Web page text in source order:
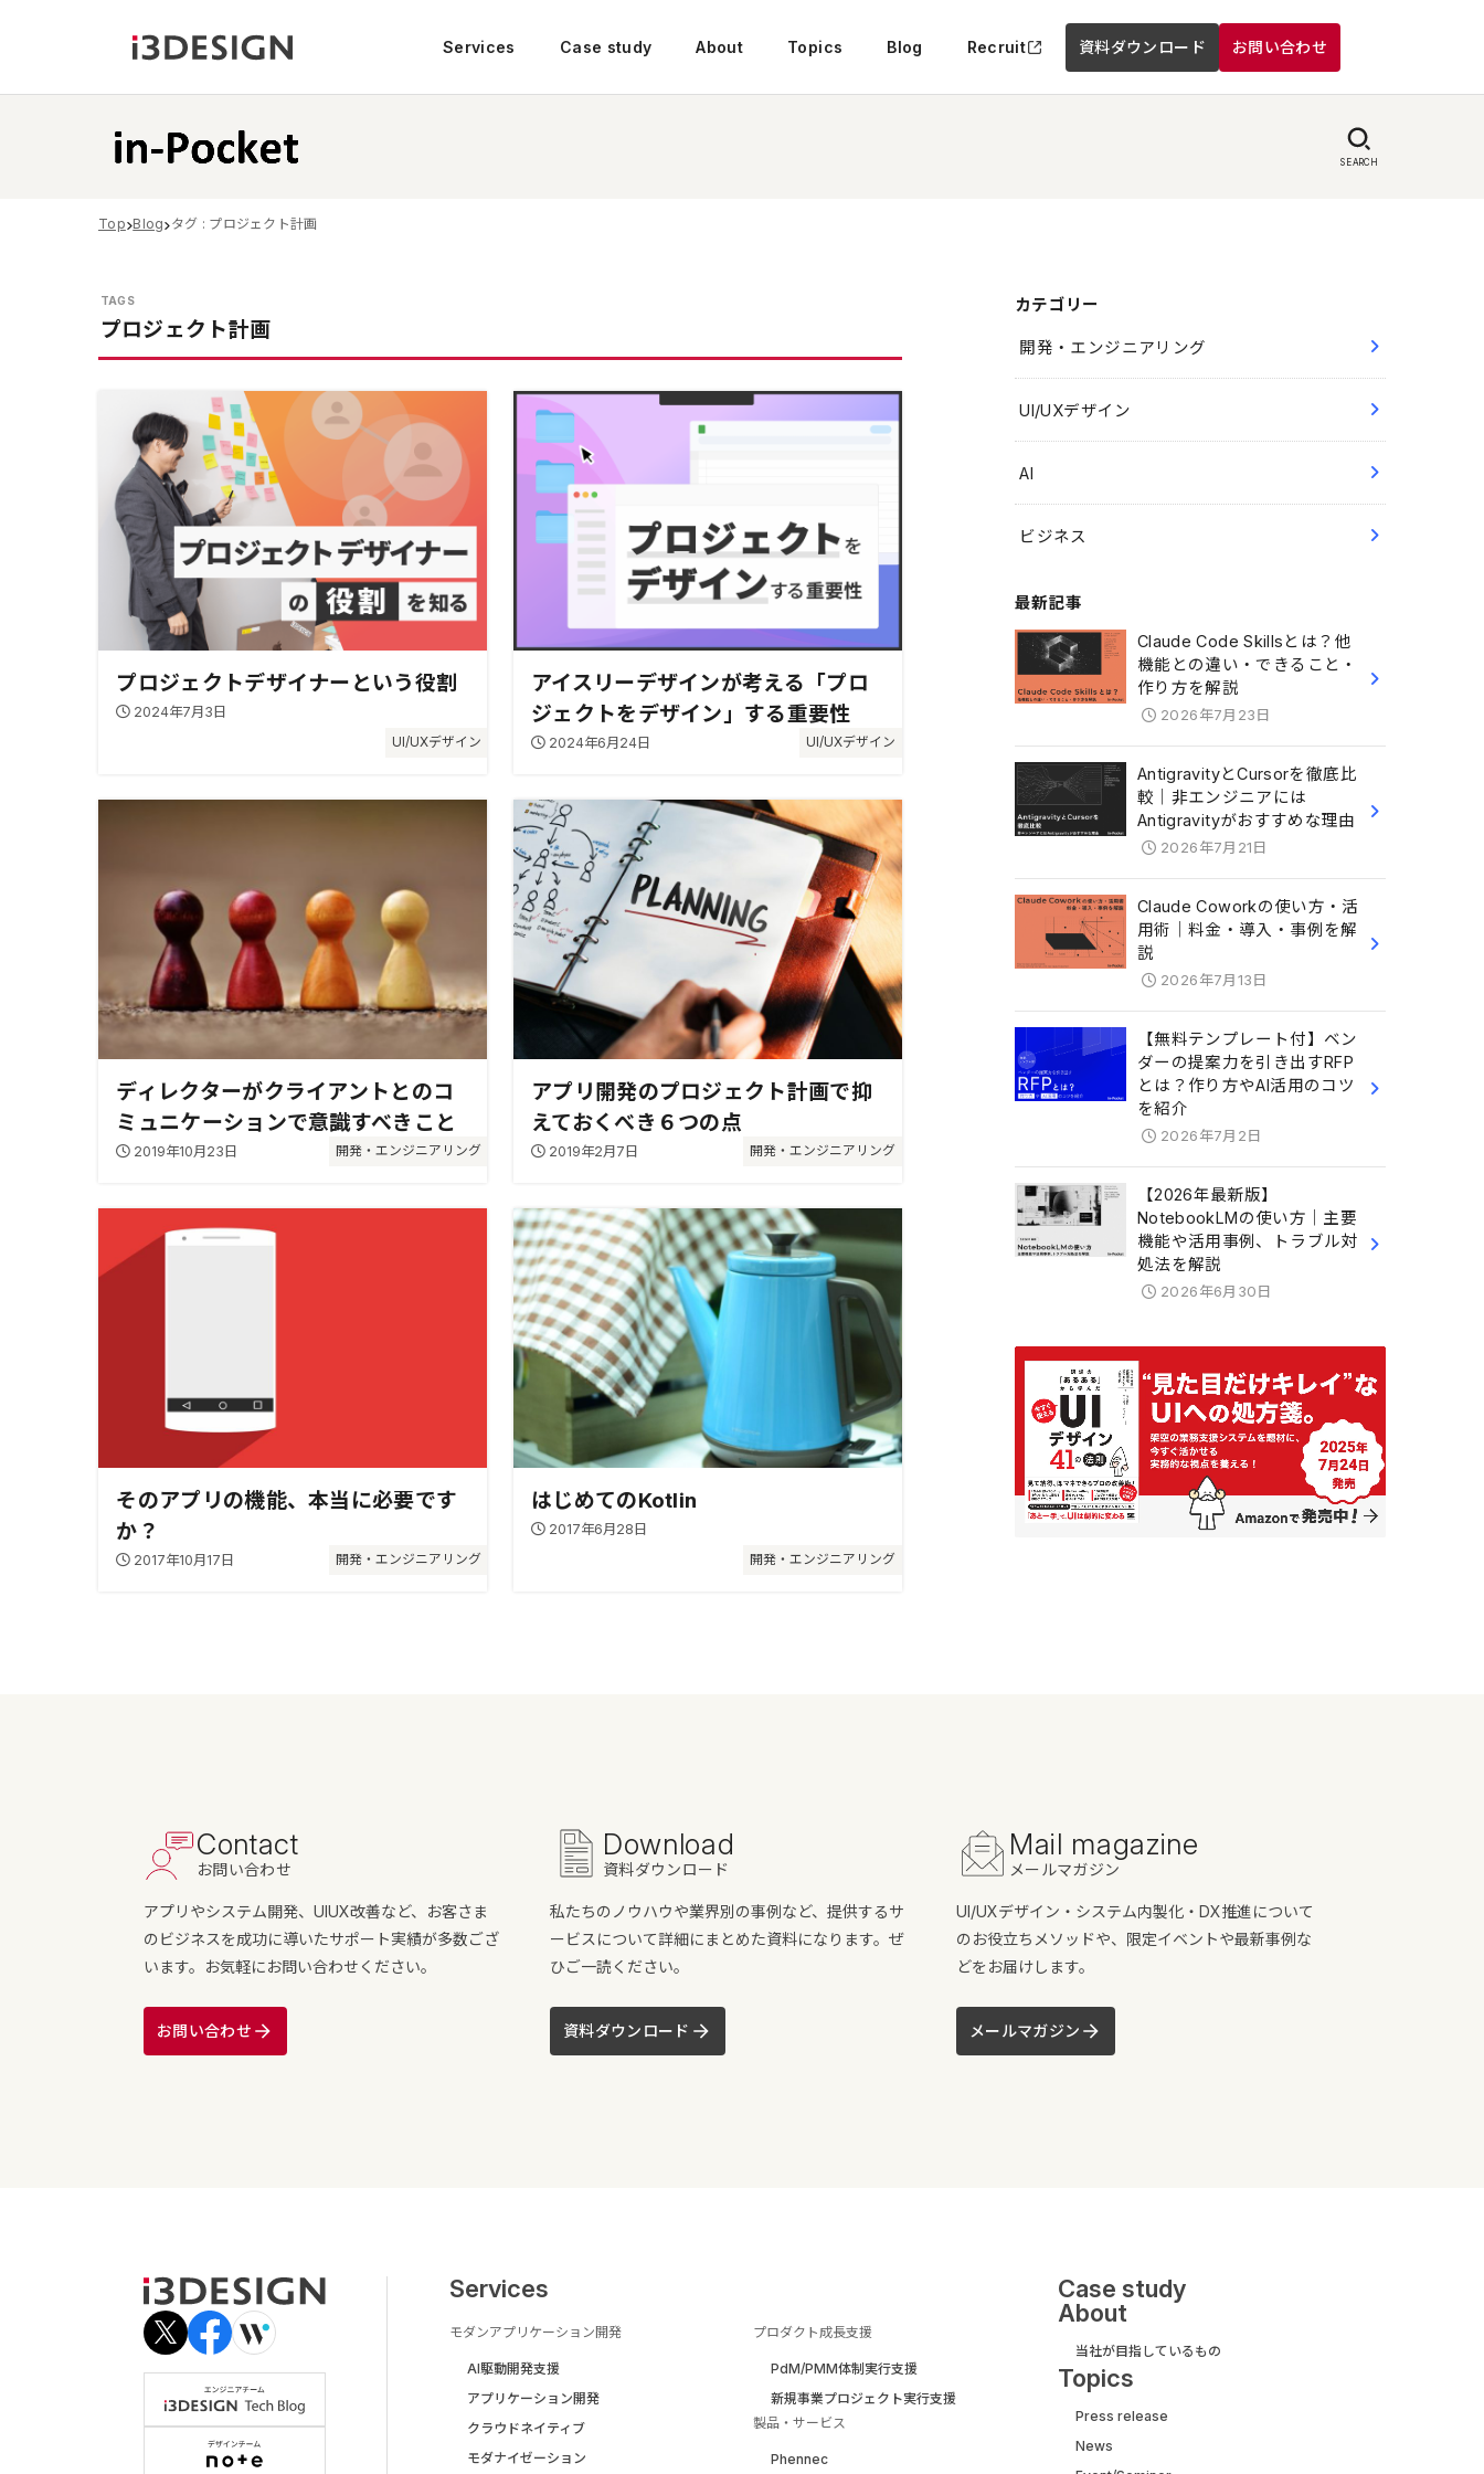
Services Case study About Topics Blog Recruit 資料ダウンロード お問い合わせ
SEARCH
Top Blog タグ : プロジェクト計画
プロジェクト計画
UI/UXデザイン
プロジェクトデザイナーという役割
2024年7月3日
UI/UXデザイン
アイスリーデザインが考える「プロ
ジェクトをデザイン」する重要性
2024年6月24日
開発・エンジニアリング
ディレクターがクライアントとのコ
ミュニケーションで意識すべきこと
2019年10月23日 開発・エンジニアリング
アプリ開発のプロジェクト計画で抑
えておくべき６つの点
2019年2月7日
開発・エンジニアリング
そのアプリの機能、本当に必要です
か？
2017年10月17日 開発・エンジニアリング
はじめてのKotlin
2017年6月28日
カテゴリー
開発・エンジニアリング
UI/UXデザイン
AI
ビジネス
最新記事
Claude Code Skillsとは？他
機能との違い・できること・
作り方を解説
2026年7月23日
AntigravityとCursorを徹底比
較｜非エンジニアには
Antigravityがおすすめな理由
2026年7月21日
Claude Coworkの使い方・活
用術｜料金・導入・事例を解
説
2026年7月13日
【無料テンプレート付】ベン
ダーの提案力を引き出すRFP
とは？作り方やAI活用のコツ
を紹介
2026年7月2日
【2026年最新版】
NotebookLMの使い方｜主要
機能や活用事例、トラブル対
処法を解説
2026年6月30日
Contact
お問い合わせ
アプリやシステム開発、UIUX改善など、お客さま
のビジネスを成功に導いたサポート実績が多数ござ
います。お気軽にお問い合わせください。
お問い合わせ
Download
資料ダウンロード
私たちのノウハウや業界別の事例など、提供するサ
ービスについて詳細にまとめた資料になります。ぜ
ひご一読ください。
資料ダウンロード
Mail magazine
メールマガジン
UI/UXデザイン・システム内製化・DX推進について
のお役立ちメソッドや、限定イベントや最新事例な
どをお届けします。
メールマガジン
Services
モダンアプリケーション開発
AI駆動開発支援
アプリケーション開発
クラウドネイティブ
モダナイゼーション
プロダクト成長支援
PdM/PMM体制実行支援
新規事業プロジェクト実行支援
製品・サービス
Phennec
Case study
About
当社が目指しているもの
Topics
Press release
News